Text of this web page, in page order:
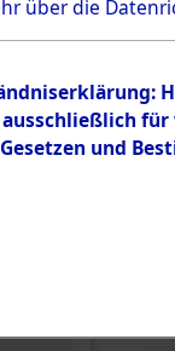
über die
Gesetzen und